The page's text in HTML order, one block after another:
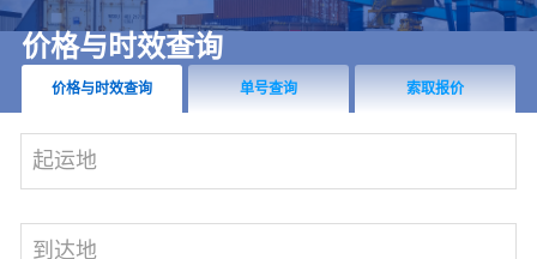
价格与时效查询
单号查询 索取报价 业务预约